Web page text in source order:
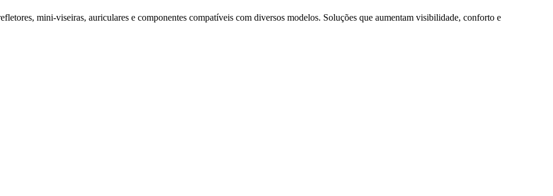
mini‑viseiras, auriculares e componentes compatíveis com diversos modelos. Soluções que aumentam visibilidade, conforto e